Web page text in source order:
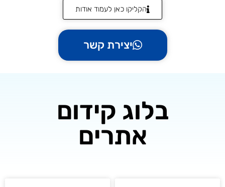
הקליקו כאן לעמוד אודות
יצירת קשר
בלוג קידום
אתרים